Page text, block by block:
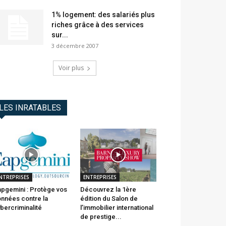
1% logement: des salariés plus
riches grâce à des services
sur...
3 décembre 2007
Voir plus
LES INRATABLES
: Protège vos
contre la
ENTREPRISES
Découvrez la 1ère
édition du Salon de
l’immobilier international
de prestige...